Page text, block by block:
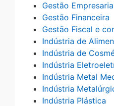
Gestão
Gestão Financeira
Gestão Fiscal e
Indústria de
Indústria de
Indústria
Indústria Metal
Indústria
Indústria Plástica